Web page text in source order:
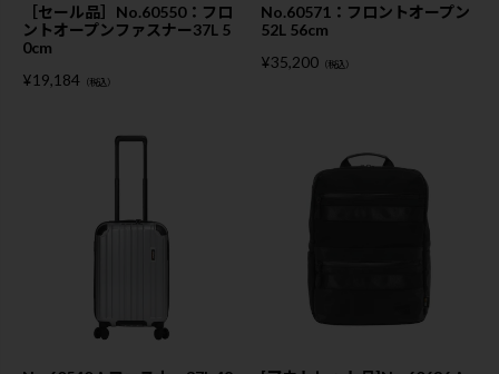
［セール品］No.60550：フロ
ントオープンファスナー37L 5
0cm
¥19,184 （税込）
No.60571：フロントオープン
52L 56cm
¥35,200 （税込）